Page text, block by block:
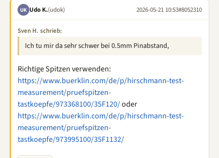
UK Udo K.(udok) 2026-05-21 10:53#8052310
Sven H. schrieb:
Ich tu mir da sehr schwer bei 0.5mm Pinabstand,
Richtige Spitzen verwenden:
https://www.buerklin.com/de/p/hirschmann-test-
measurement/pruefspitzen-
tastkoepfe/973368100/35F120/oder
https://www.buerklin.com/de/p/hirschmann-test-
measurement/pruefspitzen-
tastkoepfe/973995100/35F1132/